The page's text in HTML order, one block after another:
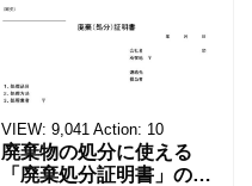
VIEW: 9,041 Action: 10
廃棄物の処分に使える
「廃棄処分証明書」の無